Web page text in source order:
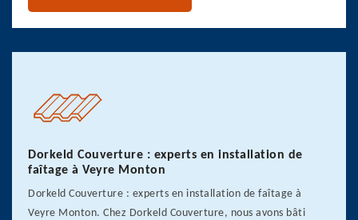
Dorkeld Couverture : experts en installation de
faîtage à Veyre Monton
Dorkeld Couverture : experts en installation de faîtage à
Veyre Monton. Chez Dorkeld Couverture, nous avons bâti